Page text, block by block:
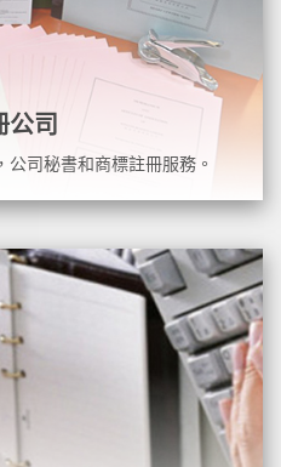
公司
司秘書和商標註冊服務。